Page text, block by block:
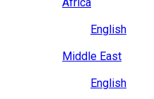
English
Middle East
English